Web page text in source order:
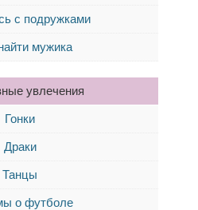
с подружками
мужика
увлечения
Гонки
Драки
Танцы
о футболе